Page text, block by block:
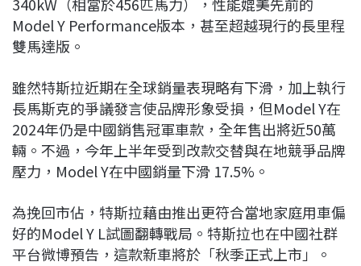
340kW（相當於456匹馬力），性能媲美先前的
Model Y Performance版本，甚至超越現行的長里程
雙馬達版。
雖然特斯拉近期在全球銷量表現略有下滑，加上執行
長馬斯克的爭議發言使品牌形象受損，但Model Y在
2024年仍是中國銷售冠軍車款，全年售出將近50萬
輛。不過，今年上半年受到改款交替與在地競爭品牌
壓力，Model Y在中國銷量下滑 17.5%。
為挽回市佔，特斯拉藉由推出更符合當地家庭用車偏
好的Model Y L試圖翻轉戰局。特斯拉也在中國社群
平台微博預告，這款新車將於「秋季正式上市」。